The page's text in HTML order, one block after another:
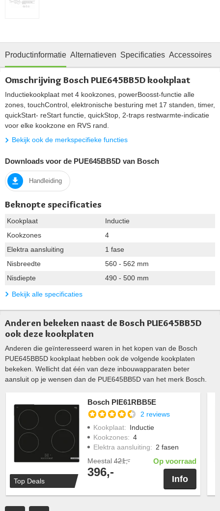
Productinformatie Alternatieven Specificaties Accessoires
Omschrijving Bosch PUE645BB5D kookplaat
Inductiekookplaat met 4 kookzones, powerBoosst-functie alle
zones, touchControl, elektronische besturing met 17 standen, timer,
quickStart- reStart functie, quickStop, 2-traps restwarmte-indicatie
voor elke kookzone en RVS rand.
Bekijk ook de merkspecifieke functies
Downloads voor de PUE645BB5D van Bosch
Handleiding
Beknopte specificaties
Kookplaat
Inductie
Kookzones
4
Elektra aansluiting
1 fase
Nisbreedte
560 - 562 mm
Nisdiepte
490 - 500 mm
Bekijk alle specificaties
Anderen bekeken naast de Bosch PUE645BB5D
ook deze kookplaten
Anderen die geïnteresseerd waren in het kopen van de Bosch
PUE645BB5D kookplaat hebben ook de volgende kookplaten
bekeken. Wellicht dat één van deze inbouwapparaten beter
aansluit op je wensen dan de PUE645BB5D van het merk Bosch.
Top Deals
Bosch PIE61RBB5E
2 reviews
Kookplaat: Inductie
Kookzones: 4
Elektra aansluiting: 2 fasen
Meestal 421,-
396,-
Op voorraad
Info